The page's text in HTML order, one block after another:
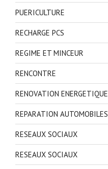
PUERICULTURE
RECHARGE PCS
REGIME ET MINCEUR
RENCONTRE
RENOVATION ENERGETIQUE
REPARATION AUTOMOBILES
RESEAUX SOCIAUX
RESEAUX SOCIAUX